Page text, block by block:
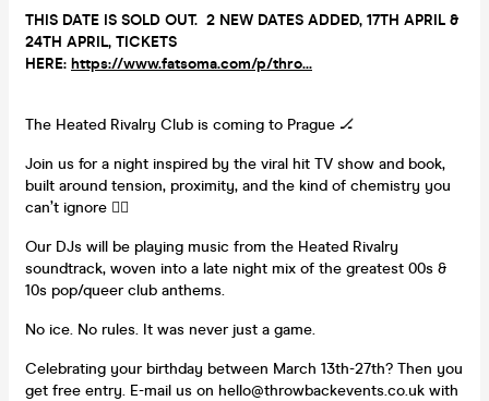
THIS DATE IS SOLD OUT. 2 NEW DATES ADDED, 17TH APRIL &
24TH APRIL, TICKETS
HERE: https://www.fatsoma.com/p/thro...
The Heated Rivalry Club is coming to Prague 🏒
Join us for a night inspired by the viral hit TV show and book,
built around tension, proximity, and the kind of chemistry you
can’t ignore ❤️‍🔥
Our DJs will be playing music from the Heated Rivalry
soundtrack, woven into a late night mix of the greatest 00s &
10s pop/queer club anthems.
No ice. No rules. It was never just a game.
Celebrating your birthday between March 13th-27th? Then you
get free entry. E-mail us on hello@throwbackevents.co.uk with